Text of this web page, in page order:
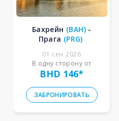
Бахрейн (BAH) -
Прага (PRG)
01 сен 2026
В одну сторону от
BHD 146*
ЗАБРОНИРОВАТЬ